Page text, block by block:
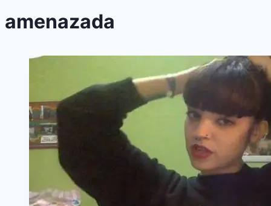
amenazada